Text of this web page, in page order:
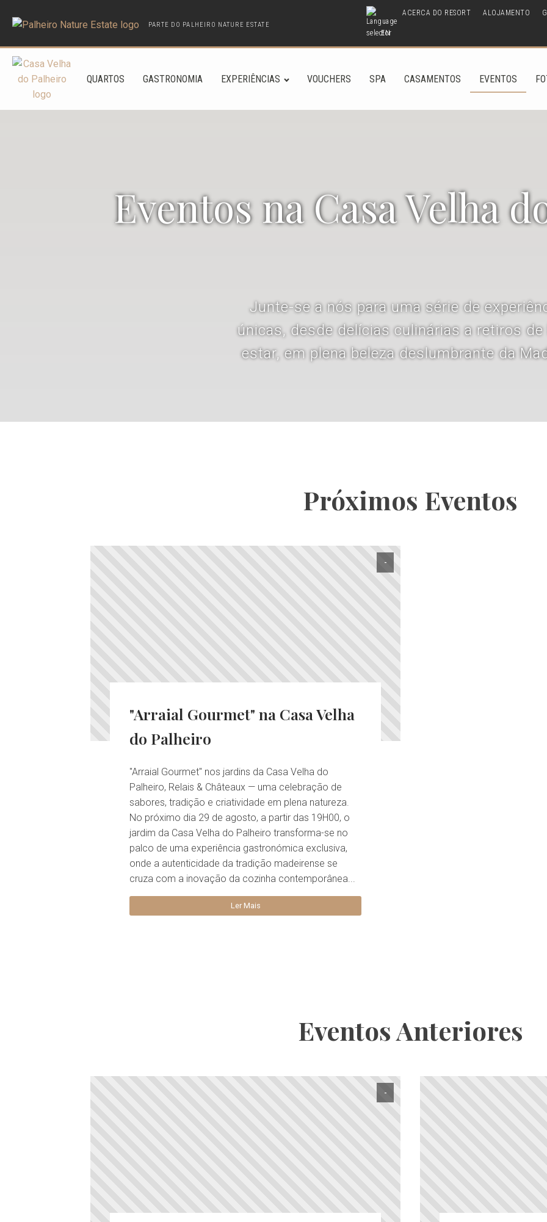
PARTE DO PALHEIRO NATURE ESTATE
EN
ACERCA DO RESORT ALOJAMENTO
QUARTOS GASTRONOMIA EXPERIÊNCIAS VOUCHERS SPA CASAMENTOS EVENTOS
Eventos na Casa Velha
Junte-se a nós para uma série de
únicas, desde delícias culinárias a retiros de
estar, em plena beleza deslumbrante da
Próximos Eventos
-
"Arraial Gourmet" na Casa Velha
do Palheiro
"Arraial Gourmet" nos jardins da Casa Velha do
Palheiro, Relais & Châteaux — uma celebração de
sabores, tradição e criatividade em plena natureza.
No próximo dia 29 de agosto, a partir das 19H00, o
jardim da Casa Velha do Palheiro transforma-se no
palco de uma experiência gastronómica exclusiva,
onde a autenticidade da tradição madeirense se
cruza com a inovação da cozinha contemporânea...
Ler Mais
Eventos Anteriores
-